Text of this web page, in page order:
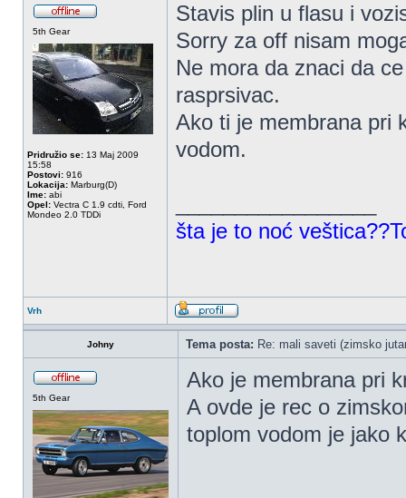
5th Gear
Pridružio se: 13 Maj 2009
15:58
Postovi: 916
Lokacija: Marburg(D)
Ime: abi
Opel: Vectra C 1.9 cdti, Ford
Mondeo 2.0 TDDi
Stavis plin u flasu i
Sorry za off nisam
Ne mora da znaci da
rasprsivac.
Ako ti je membrana pri
vodom.
šta je to noć
Vrh
Johny Tema posta: Re: mali saveti (zimsko
5th Gear
Ako je membrana pri
A ovde je rec o
toplom vodom je jako